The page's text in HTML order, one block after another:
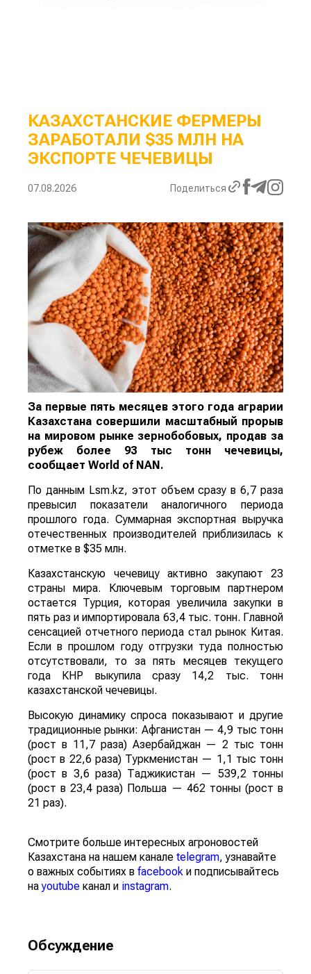
КАЗАХСТАНСКИЕ ФЕРМЕРЫ
ЗАРАБОТАЛИ $35 МЛН НА
ЭКСПОРТЕ ЧЕЧЕВИЦЫ
07.08.2026 Поделиться
За первые пять месяцев этого года аграрии
Казахстана совершили масштабный прорыв
на мировом рынке зернобобовых, продав за
рубеж более 93 тыс тонн чечевицы,
сообщает World of NAN.
По данным Lsm.kz, этот объем сразу в 6,7 раза
превысил показатели аналогичного периода
прошлого года. Суммарная экспортная выручка
отечественных производителей приблизилась к
отметке в $35 млн.
Казахстанскую чечевицу активно закупают 23
страны мира. Ключевым торговым партнером
остается Турция, которая увеличила закупки в
пять раз и импортировала 63,4 тыс. тонн. Главной
сенсацией отчетного периода стал рынок Китая.
Если в прошлом году отгрузки туда полностью
отсутствовали, то за пять месяцев текущего
года КНР выкупила сразу 14,2 тыс. тонн
казахстанской чечевицы.
Высокую динамику спроса показывают и другие
традиционные рынки: Афганистан — 4,9 тыс тонн
(рост в 11,7 раза) Азербайджан — 2 тыс тонн
(рост в 22,6 раза) Туркменистан — 1,1 тыс тонн
(рост в 3,6 раза) Таджикистан — 539,2 тонны
(рост в 23,4 раза) Польша — 462 тонны (рост в
21 раз).
Смотрите больше интересных агроновостей
Казахстана на нашем канале telegram, узнавайте
о важных событиях в facebook и подписывайтесь
наyoutube канал и instagram.
Обсуждение